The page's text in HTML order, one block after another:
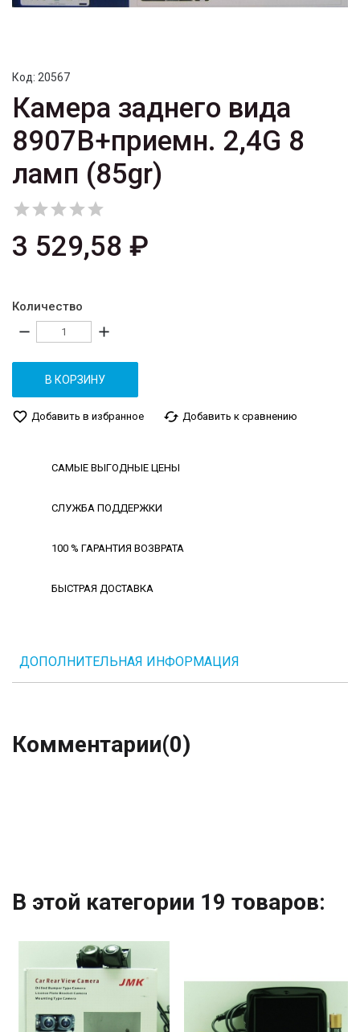
Код: 20567
Камера заднего вида
8907B+приемн. 2,4G 8
ламп (85gr)

3 529,58 ₽
Количество
remove add
В КОРЗИНУ
favorite_border Добавить в избранное cached Добавить к сравнению
САМЫЕ ВЫГОДНЫЕ ЦЕНЫ
СЛУЖБА ПОДДЕРЖКИ
100 % ГАРАНТИЯ ВОЗВРАТА
БЫСТРАЯ ДОСТАВКА
ДОПОЛНИТЕЛЬНАЯ ИНФОРМАЦИЯ
Комментарии(0)
В этой категории 19 товаров: